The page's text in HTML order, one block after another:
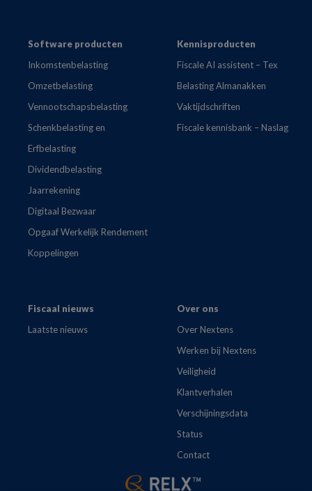
FooterSoftware producten
Inkomstenbelasting
Omzetbelasting
Vennootschapsbelasting
Schenkbelasting en
Erfbelasting
Dividendbelasting
Jaarrekening
Digitaal Bezwaar
Opgaaf Werkelijk Rendement
Koppelingen
Kennisproducten
Fiscale AI assistent – Tex
Belasting Almanakken
Vaktijdschriften
Fiscale kennisbank – Naslag
Fiscaal nieuws
Laatste nieuws
Over ons
Over Nextens
Werken bij Nextens
Veiligheid
Klantverhalen
Verschijningsdata
Status
Contact